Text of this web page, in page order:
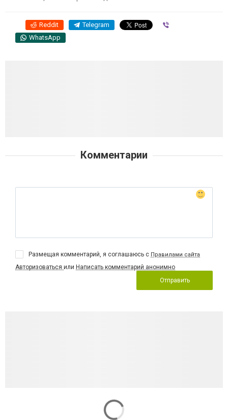
Reddit Telegram
WhatsApp
Комментарии
Размещая комментарий, я соглашаюсь с Правилами сайта
Авторизоваться или Написать комментарий анонимно
Отправить